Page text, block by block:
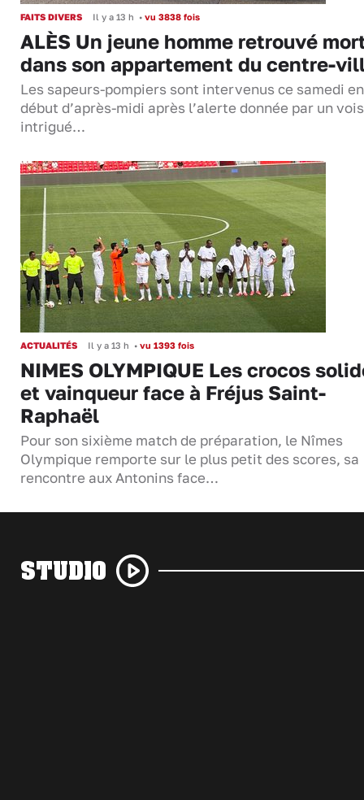
FAITS DIVERS Il y a 13 h • vu 3838 fois
ALÈS Un jeune homme retrouvé
dans son appartement du centre-
Les sapeurs-pompiers sont intervenus ce samedi en
début d’après-midi après l’alerte donnée par un
intrigué…
ACTUALITÉS Il y a 13 h • vu 1393 fois
NIMES OLYMPIQUE Les crocos
et vainqueur face à Fréjus Saint-
Raphaël
Pour son sixième match de préparation, le Nîmes
Olympique remporte sur le plus petit des scores, sa
rencontre aux Antonins face…
STUDIO